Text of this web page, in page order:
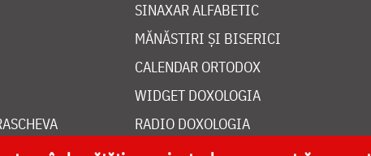
SINAXAR ALFABETIC
MĂNĂSTIRI ȘI BISERICI
CALENDAR ORTODOX
WIDGET DOXOLOGIA
RADIO DOXOLOGIA